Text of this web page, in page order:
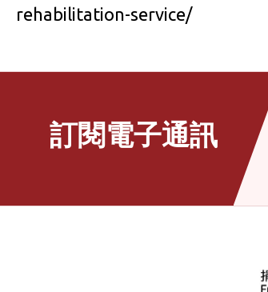
rehabilitation-service/
訂閱電子通訊